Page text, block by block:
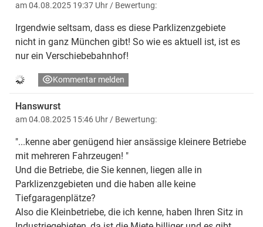
am 04.08.2025 19:37 Uhr/ Bewertung:
Irgendwie seltsam, dass es diese Parklizenzgebiete
nicht in ganz München gibt! So wie es aktuell ist, ist es
nur ein Verschiebebahnhof!
Kommentar melden
Hanswurst
am 04.08.2025 15:46 Uhr/ Bewertung:
"...kenne aber genügend hier ansässige kleinere Betriebe
mit mehreren Fahrzeugen! "
Und die Betriebe, die Sie kennen, liegen alle in
Parklizenzgebieten und die haben alle keine
Tiefgaragenplätze?
Also die Kleinbetriebe, die ich kenne, haben Ihren Sitz in